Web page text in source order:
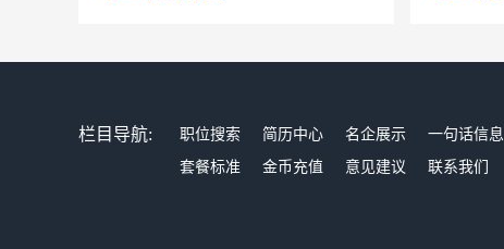
栏目导航: 职位搜索 简历中心 名企展示 一句话信息
套餐标准
金币充值 意见建议 联系我们